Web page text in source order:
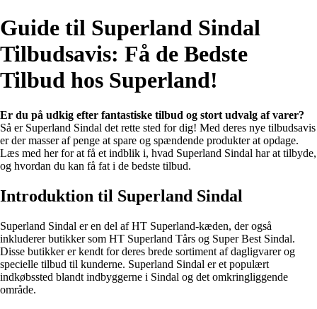
Guide til Superland Sindal
Tilbudsavis: Få de Bedste
Tilbud hos Superland!
Er du på udkig efter fantastiske tilbud og stort udvalg af varer?
Så er Superland Sindal det rette sted for dig! Med deres nye tilbudsavis
er der masser af penge at spare og spændende produkter at opdage.
Læs med her for at få et indblik i, hvad Superland Sindal har at tilbyde,
og hvordan du kan få fat i de bedste tilbud.
Introduktion til Superland Sindal
Superland Sindal er en del af HT Superland-kæden, der også
inkluderer butikker som HT Superland Tårs og Super Best Sindal.
Disse butikker er kendt for deres brede sortiment af dagligvarer og
specielle tilbud til kunderne. Superland Sindal er et populært
indkøbssted blandt indbyggerne i Sindal og det omkringliggende
område.